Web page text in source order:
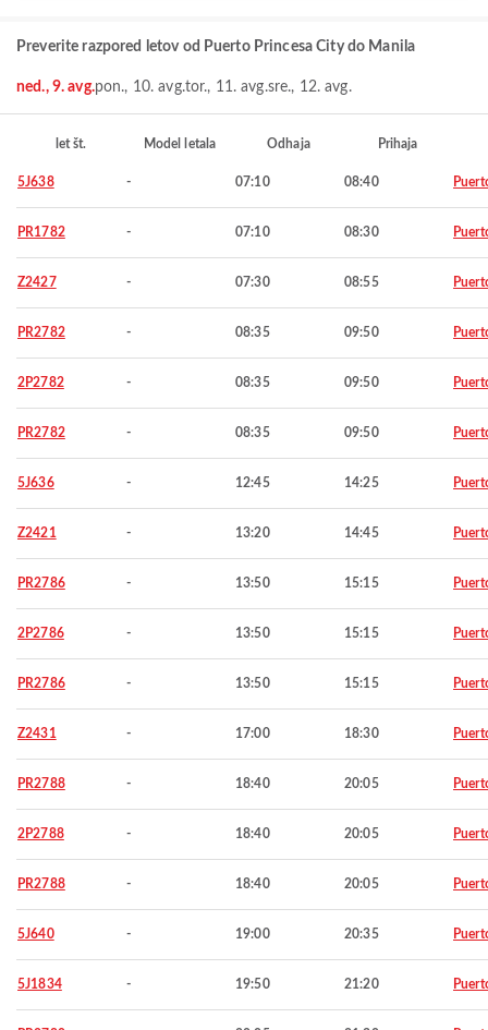
Preverite razpored letov od Puerto Princesa City do Manila
ned., 9. avg.pon., 10. avg.tor., 11. avg.sre., 12. avg.
let št. Model letala Odhaja Prihaja
5J638 - 07:10 08:40
PR1782 - 07:10 08:30
Z2427 - 07:30 08:55
PR2782 - 08:35 09:50
2P2782 - 08:35 09:50
PR2782 - 08:35 09:50
5J636 - 12:45 14:25
Z2421 - 13:20 14:45
PR2786 - 13:50 15:15
2P2786 - 13:50 15:15
PR2786 - 13:50 15:15
Z2431 - 17:00 18:30
PR2788 - 18:40 20:05
2P2788 - 18:40 20:05
PR2788 - 18:40 20:05
5J640 - 19:00 20:35
5J1834 - 19:50 21:20